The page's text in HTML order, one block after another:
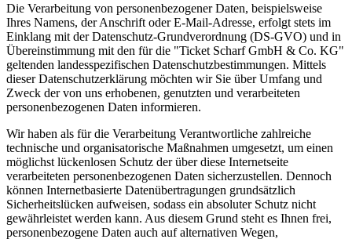
Die Verarbeitung von personenbezogener Daten, beispielsweise
Ihres Namens, der Anschrift oder E-Mail-Adresse, erfolgt stets im
Einklang mit der Datenschutz-Grundverordnung (DS-GVO) und in
Übereinstimmung mit den für die "Ticket Scharf GmbH & Co. KG"
geltenden landesspezifischen Datenschutzbestimmungen. Mittels
dieser Datenschutzerklärung möchten wir Sie über Umfang und
Zweck der von uns erhobenen, genutzten und verarbeiteten
personenbezogenen Daten informieren.
Wir haben als für die Verarbeitung Verantwortliche zahlreiche
technische und organisatorische Maßnahmen umgesetzt, um einen
möglichst lückenlosen Schutz der über diese Internetseite
verarbeiteten personenbezogenen Daten sicherzustellen. Dennoch
können Internetbasierte Datenübertragungen grundsätzlich
Sicherheitslücken aufweisen, sodass ein absoluter Schutz nicht
gewährleistet werden kann. Aus diesem Grund steht es Ihnen frei,
personenbezogene Daten auch auf alternativen Wegen,